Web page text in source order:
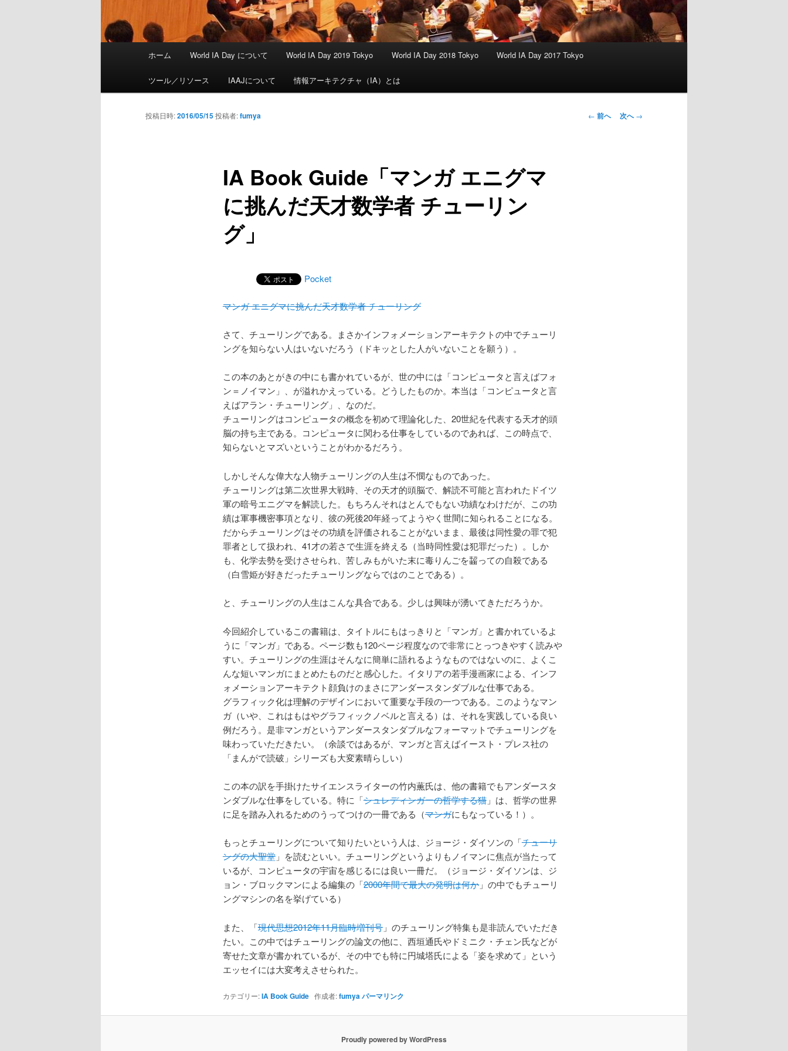
メインコンテンツへ移動
サブコンテンツへ移動
ホーム World IA Day について World IA Day 2019 Tokyo World IA Day 2018 Tokyo World IA Day 2017 Tokyo
ツール／リソース IAAJについて 情報アーキテクチャ（IA）とは
投稿ナビゲー
← 前へ 次へ→
IA Book Guide「マンガ エニグマ
に挑んだ天才数学者 チューリン
グ」
投稿日時:2016/05/15投稿者:fumya
Pocket
マンガ エニグマに挑んだ天才数学者 チューリング
さて、チューリングである。まさかインフォメーションアーキテクトの中でチューリ
ングを知らない人はいないだろう（ドキッとした人がいないことを願う）。
この本のあとがきの中にも書かれているが、世の中には「コンピュータと言えばフォ
ン＝ノイマン」、が溢れかえっている。どうしたものか。本当は「コンピュータと言
えばアラン・チューリング」、なのだ。
チューリングはコンピュータの概念を初めて理論化した、20世紀を代表する天才的頭
脳の持ち主である。コンピュータに関わる仕事をしているのであれば、この時点で、
知らないとマズいということがわかるだろう。
しかしそんな偉大な人物チューリングの人生は不憫なものであった。
チューリングは第二次世界大戦時、その天才的頭脳で、解読不可能と言われたドイツ
軍の暗号エニグマを解読した。もちろんそれはとんでもない功績なわけだが、この功
績は軍事機密事項となり、彼の死後20年経ってようやく世間に知られることになる。
だからチューリングはその功績を評価されることがないまま、最後は同性愛の罪で犯
罪者として扱われ、41才の若さで生涯を終える（当時同性愛は犯罪だった）。しか
も、化学去勢を受けさせられ、苦しみもがいた末に毒りんごを齧っての自殺である
（白雪姫が好きだったチューリングならではのことである）。
と、チューリングの人生はこんな具合である。少しは興味が湧いてきただろうか。
今回紹介しているこの書籍は、タイトルにもはっきりと「マンガ」と書かれているよ
うに「マンガ」である。ページ数も120ページ程度なので非常にとっつきやすく読みや
すい。チューリングの生涯はそんなに簡単に語れるようなものではないのに、よくこ
んな短いマンガにまとめたものだと感心した。イタリアの若手漫画家による、インフ
ォメーションアーキテクト顔負けのまさにアンダースタンダブルな仕事である。
グラフィック化は理解のデザインにおいて重要な手段の一つである。このようなマン
ガ（いや、これはもはやグラフィックノベルと言える）は、それを実践している良い
例だろう。是非マンガというアンダースタンダブルなフォーマットでチューリングを
味わっていただきたい。（余談ではあるが、マンガと言えばイースト・プレス社の
「まんがで読破」シリーズも大変素晴らしい）
この本の訳を手掛けたサイエンスライターの竹内薫氏は、他の書籍でもアンダースタ
ンダブルな仕事をしている。特に「シュレディンガーの哲学する猫」は、哲学の世界
に足を踏み入れるためのうってつけの一冊である（マンガにもなっている！）。
もっとチューリングについて知りたいという人は、ジョージ・ダイソンの「チューリ
ングの大聖堂」を読むといい。チューリングというよりもノイマンに焦点が当たって
いるが、コンピュータの宇宙を感じるには良い一冊だ。（ジョージ・ダイソンは、ジ
ョン・ブロックマンによる編集の「2000年間で最大の発明は何か」の中でもチューリ
ングマシンの名を挙げている）
また、「現代思想2012年11月臨時増刊号」のチューリング特集も是非読んでいただき
たい。この中ではチューリングの論文の他に、西垣通氏やドミニク・チェン氏などが
寄せた文章が書かれているが、その中でも特に円城塔氏による「姿を求めて」という
エッセイには大変考えさせられた。
カテゴリー:IA Book Guide作成者:fumyaパーマリンク
Proudly powered by WordPress